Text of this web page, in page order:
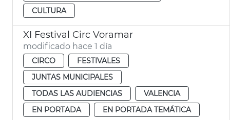
CULTURA
XI Festival Circ Voramar
modificado hace 1 día
CIRCO
FESTIVALES
JUNTAS MUNICIPALES
TODAS LAS AUDIENCIAS
VALENCIA
EN PORTADA
EN PORTADA TEMÁTICA